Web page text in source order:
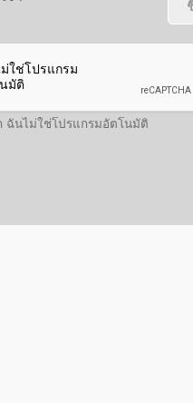
ฉันไม่ใช่โปรแกรมอัตโนมัติ